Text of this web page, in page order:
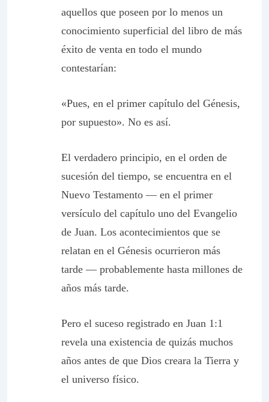
aquellos que poseen por lo menos un
conocimiento superficial del libro de más
éxito de venta en todo el mundo
contestarían:
«Pues, en el primer capítulo del Génesis,
por supuesto». No es así.
El verdadero principio, en el orden de
sucesión del tiempo, se encuentra en el
Nuevo Testamento — en el primer
versículo del capítulo uno del Evangelio
de Juan. Los acontecimientos que se
relatan en el Génesis ocurrieron más
tarde — probablemente hasta millones de
años más tarde.
Pero el suceso registrado en Juan 1:1
revela una existencia de quizás muchos
años antes de que Dios creara la Tierra y
el universo físico.